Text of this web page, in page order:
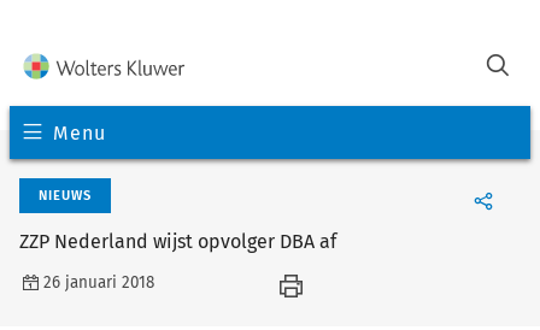
Menu
NIEUWS
ZZP Nederland wijst opvolger DBA af
26 januari 2018